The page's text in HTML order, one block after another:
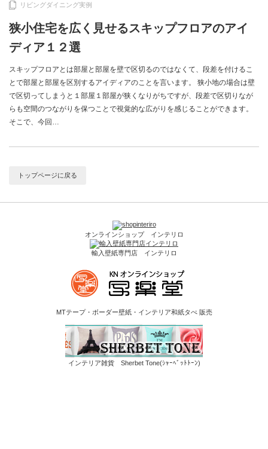
リビングダイニング実例
狭小住宅を広く見せるスキップフロアのアイ
ディア１２選
スキップフロアとは部屋と部屋を壁で区切るのではなくて、段差を付けるこ
とで部屋と部屋を区別するアイディアのことを言います。 狭小地の場合は壁
で区切ってしまうと１部屋１部屋が狭くなりがちですが、段差で区切りなが
らも空間のつながりを保つことで視覚的な広がりを感じることができます。
そこで、今回…
トップページに戻る
オンラインショップ インテリロ
輸入壁紙専門店 インテリロ
MTテープ・ボーダー壁紙・インテリア和紙タぺ 販売
インテリア雑貨 Sherbet Tone(ｼｬｰﾍﾞｯﾄﾄｰﾝ)